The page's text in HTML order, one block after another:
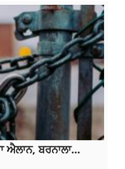
ਬਰਨਾਲਾ...